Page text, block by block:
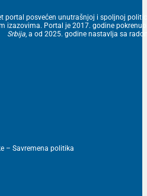
portal posvećen unutrašnjoj i spoljnoj
izazovima. Portal je 2017. godine
Srbija , a od 2025. godine nastavlja sa
– Savremena politika